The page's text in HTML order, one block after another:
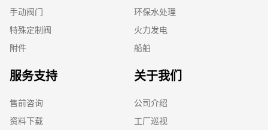
手动阀门
特殊定制阀
附件
环保水处理
火力发电
船舶
服务支持
售前咨询
资料下载
关于我们
公司介绍
工厂巡视